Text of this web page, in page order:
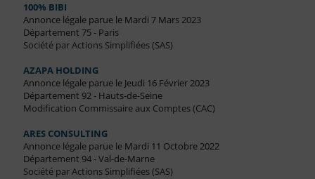
100% BIBI
Annonce légale parue le Mardi 7 Mars 2023
Département 75 - Paris
Société par Actions Simplifiées (SAS)
AZAPA HOLDING
Annonce légale parue le Jeudi 16 Février 2023
Département 92 - Hauts-de-Seine
Modification Commissaire aux Comptes (CAC)
ARES CONSULTING
Annonce légale parue le Mardi 11 Octobre 2022
Département 94 - Val-de-Marne
Société par Actions Simplifiées (SAS)